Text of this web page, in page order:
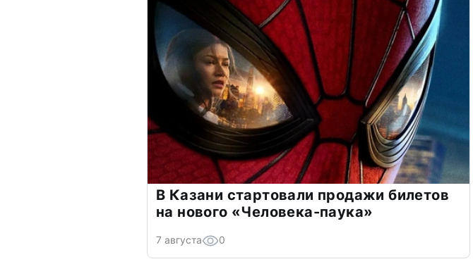
В Казани стартовали продажи билетов
на нового «Человека-паука»
7 августа 0